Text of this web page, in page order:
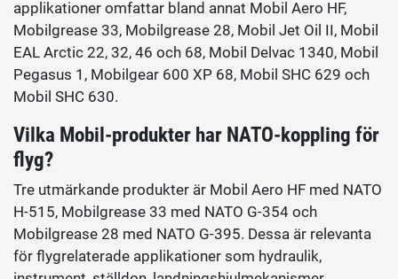
applikationer omfattar bland annat Mobil Aero HF,
Mobilgrease 33, Mobilgrease 28, Mobil Jet Oil II, Mobil
EAL Arctic 22, 32, 46 och 68, Mobil Delvac 1340, Mobil
Pegasus 1, Mobilgear 600 XP 68, Mobil SHC 629 och
Mobil SHC 630.
Vilka Mobil-produkter har NATO-koppling för
flyg?
Tre utmärkande produkter är Mobil Aero HF med NATO
H-515, Mobilgrease 33 med NATO G-354 och
Mobilgrease 28 med NATO G-395. Dessa är relevanta
för flygrelaterade applikationer som hydraulik,